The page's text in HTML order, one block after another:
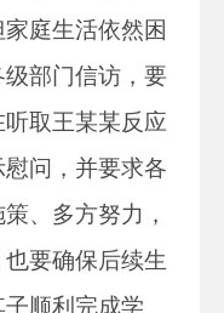
庭生活依然困
部门信访，要
取王某某反应
问，并要求各
、多方努力，
要确保后续生
顺利完成学